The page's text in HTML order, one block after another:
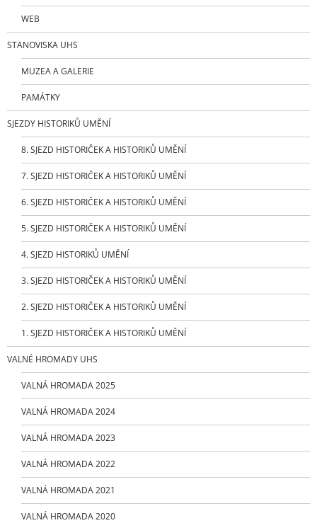
WEB
STANOVISKA UHS
MUZEA A GALERIE
PAMÁTKY
SJEZDY HISTORIKŮ UMĚNÍ
8. SJEZD HISTORIČEK A HISTORIKŮ UMĚNÍ
7. SJEZD HISTORIČEK A HISTORIKŮ UMĚNÍ
6. SJEZD HISTORIČEK A HISTORIKŮ UMĚNÍ
5. SJEZD HISTORIČEK A HISTORIKŮ UMĚNÍ
4. SJEZD HISTORIKŮ UMĚNÍ
3. SJEZD HISTORIČEK A HISTORIKŮ UMĚNÍ
2. SJEZD HISTORIČEK A HISTORIKŮ UMĚNÍ
1. SJEZD HISTORIČEK A HISTORIKŮ UMĚNÍ
VALNÉ HROMADY UHS
VALNÁ HROMADA 2025
VALNÁ HROMADA 2024
VALNÁ HROMADA 2023
VALNÁ HROMADA 2022
VALNÁ HROMADA 2021
VALNÁ HROMADA 2020